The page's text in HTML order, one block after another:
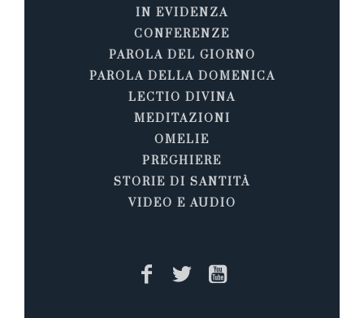
IN EVIDENZA
CONFERENZE
PAROLA DEL GIORNO
PAROLA DELLA DOMENICA
LECTIO DIVINA
MEDITAZIONI
OMELIE
PREGHIERE
STORIE DI SANTITÀ
VIDEO E AUDIO